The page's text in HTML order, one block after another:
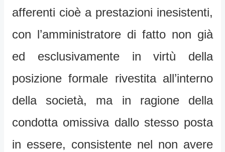
afferenti cioè a prestazioni inesistenti,
con l’amministratore di fatto non già
ed esclusivamente in virtù della
posizione formale rivestita all’interno
della società, ma in ragione della
condotta omissiva dallo stesso posta
in essere, consistente nel non avere